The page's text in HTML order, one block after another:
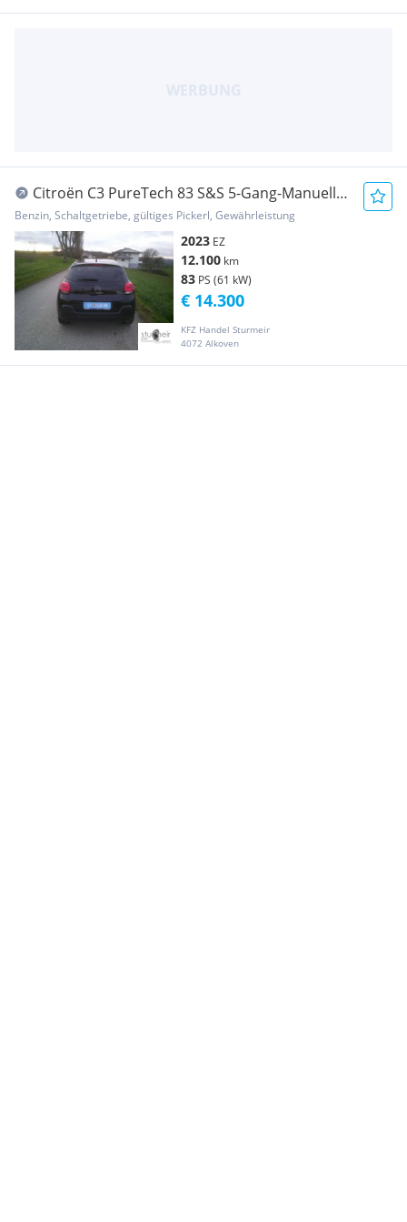
Citroën C3 PureTech 83 S&S 5-Gang-Manuell
You ab 100.- ...
Benzin, Schaltgetriebe, gültiges Pickerl, Gewährleistung
2023 EZ
12.100 km
83 PS (61 kW)
KFZ Handel Sturmeir
4072 Alkoven
€ 14.300